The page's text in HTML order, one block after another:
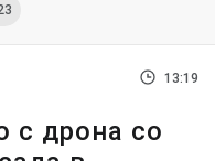
13:19
с дрона со